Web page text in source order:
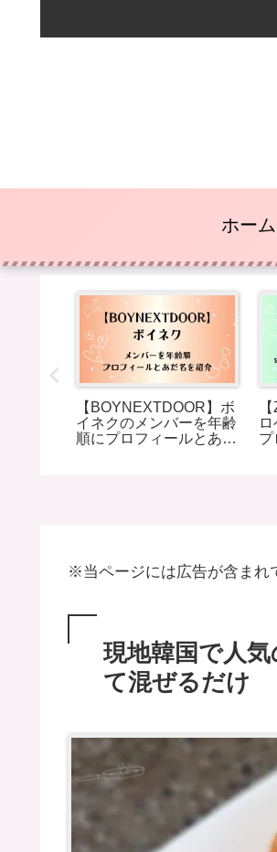
ホーム
【BOYNEXTDOOR】ボ
イネクのメンバーを年齢
順にプロフィールとあだ
プ
※当ページには広告が含まれ
現地韓国で人
て混ぜるだけ